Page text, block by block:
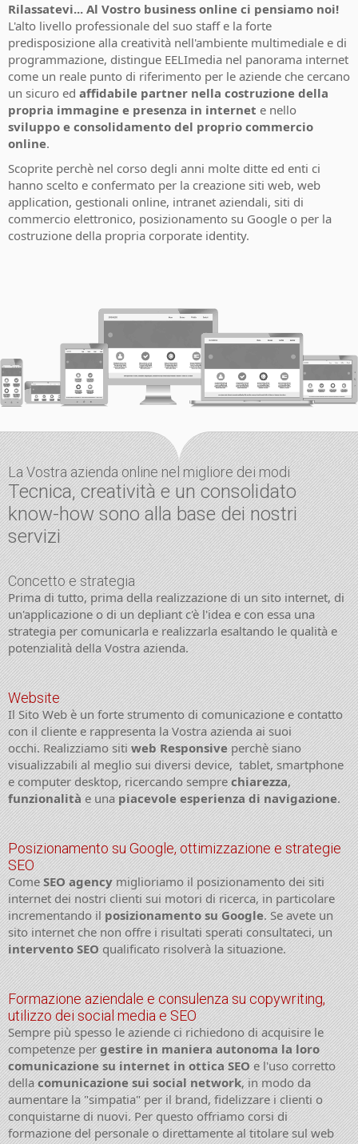
Rilassatevi... Al Vostro business online ci pensiamo noi!
L'alto livello professionale del suo staff e la forte
predisposizione alla creatività nell'ambiente multimediale e di
programmazione, distingue EELImedia nel panorama internet
come un reale punto di riferimento per le aziende che cercano
un sicuro ed affidabile partner nella costruzione della
propria immagine e presenza in internet e nello
sviluppo e consolidamento del proprio commercio
online.
Scoprite perchè nel corso degli anni molte ditte ed enti ci
hanno scelto e confermato per la creazione siti web, web
application, gestionali online, intranet aziendali, siti di
commercio elettronico, posizionamento su Google o per la
costruzione della propria corporate identity.
La Vostra azienda online nel migliore dei modi
Tecnica, creatività e un consolidato
know-how sono alla base dei nostri
servizi
Concetto e strategia
Prima di tutto, prima della realizzazione di un sito internet, di
un'applicazione o di un depliant c'è l'idea e con essa una
strategia per comunicarla e realizzarla esaltando le qualità e
potenzialità della Vostra azienda.
Website
Il Sito Web è un forte strumento di comunicazione e contatto
con il cliente e rappresenta la Vostra azienda ai suoi
occhi. Realizziamo sitiweb Responsiveperchè siano
visualizzabili al meglio sui diversi device, tablet, smartphone
e computer desktop, ricercando semprechiarezza,
funzionalitàe unapiacevole esperienza di navigazione.
Posizionamento su Google, ottimizzazione e strategie
SEO
ComeSEO agencymiglioriamo il posizionamento dei siti
internet dei nostri clienti sui motori di ricerca, in particolare
incrementando ilposizionamento su Google. Se avete un
sito internet che non offre i risultati sperati consultateci, un
intervento SEOqualificato risolverà la situazione.
Formazione aziendale e consulenza su copywriting,
utilizzo dei social media e SEO
Sempre più spesso le aziende ci richiedono di acquisire le
competenze pergestire in maniera autonoma la loro
comunicazione su internet in ottica SEOe l'uso corretto
dellacomunicazione sui social network, in modo da
aumentare la "simpatia" per il brand, fidelizzare i clienti o
conquistarne di nuovi. Per questo offriamo corsi di
formazione del personale o direttamente al titolare sul web